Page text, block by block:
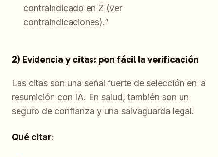
contraindicado en Z (ver
contraindicaciones).”
2) Evidencia y citas: pon fácil la verificación
Las citas son una señal fuerte de selección en la
resumición con IA. En salud, también son un
seguro de confianza y una salvaguarda legal.
Qué citar: